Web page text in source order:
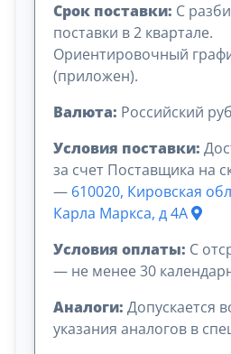
Срок поставки: С
поставки в 2 квартале.
Ориентировочный
(приложен).
Валюта: Российский
Условия поставки:
за счет Поставщика на
— 610020, Кировская
Карла Маркса, д 4А
Условия оплаты: C
— не менее 30
Аналоги: Допускается
указания аналогов в